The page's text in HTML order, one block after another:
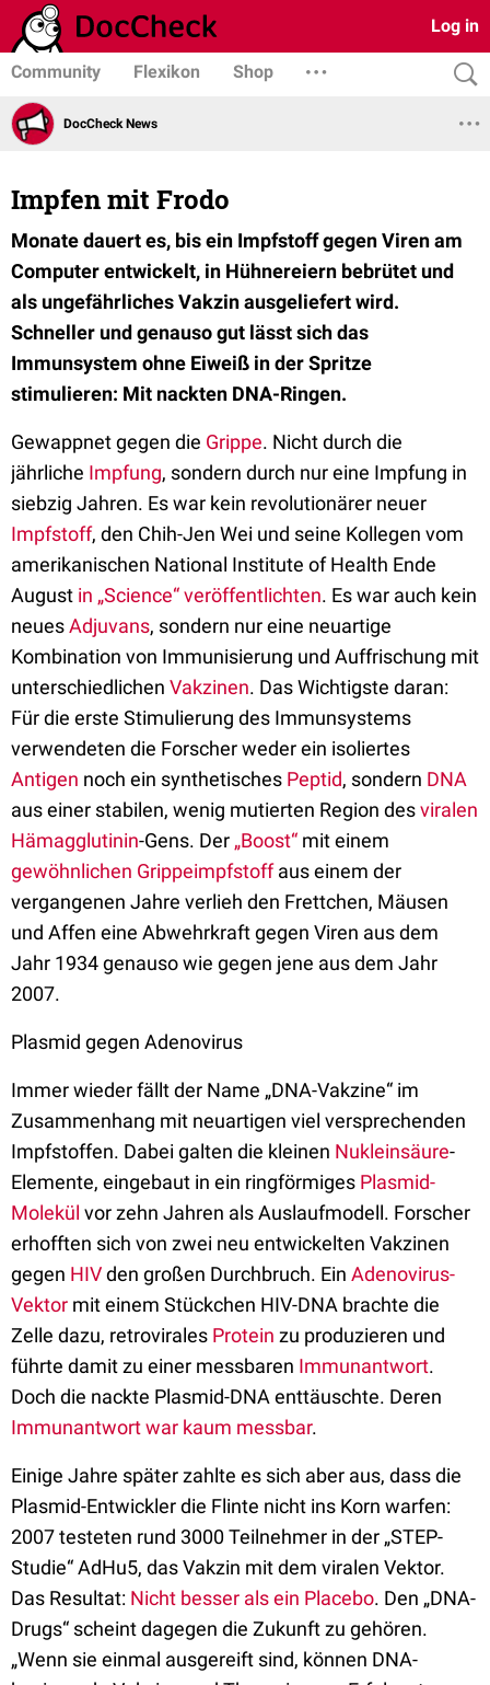
Log in
Community Flexikon Shop
DocCheck News
Impfen mit Frodo
Monate dauert es, bis ein Impfstoff gegen Viren am
Computer entwickelt, in Hühnereiern bebrütet und
als ungefährliches Vakzin ausgeliefert wird.
Schneller und genauso gut lässt sich das
Immunsystem ohne Eiweiß in der Spritze
stimulieren: Mit nackten DNA-Ringen.
Gewappnet gegen die Grippe. Nicht durch die
jährliche Impfung, sondern durch nur eine Impfung in
siebzig Jahren. Es war kein revolutionärer neuer
Impfstoff, den Chih-Jen Wei und seine Kollegen vom
amerikanischen National Institute of Health Ende
August in „Science“ veröffentlichten. Es war auch kein
neuesAdjuvans, sondern nur eine neuartige
Kombination von Immunisierung und Auffrischung mit
unterschiedlichen Vakzinen. Das Wichtigste daran:
Für die erste Stimulierung des Immunsystems
verwendeten die Forscher weder ein isoliertes
Antigen noch ein synthetisches Peptid, sondern DNA
aus einer stabilen, wenig mutierten Region desviralen
Hämagglutinin-Gens. Der „Boost“ mit einem
gewöhnlichen Grippeimpfstoffaus einem der
vergangenen Jahre verlieh den Frettchen, Mäusen
und Affen eine Abwehrkraft gegen Viren aus dem
Jahr 1934 genauso wie gegen jene aus dem Jahr
2007.
Plasmid gegen Adenovirus
Immer wieder fällt der Name „DNA-Vakzine“ im
Zusammenhang mit neuartigen viel versprechenden
Impfstoffen. Dabei galten die kleinen Nukleinsäure-
Elemente, eingebaut in ein ringförmiges Plasmid-
Molekül vor zehn Jahren als Auslaufmodell. Forscher
erhofften sich von zwei neu entwickelten Vakzinen
gegen HIVden großen Durchbruch. Ein Adenovirus-
Vektor mit einem Stückchen HIV-DNA brachte die
Zelle dazu, retrovirales Protein zu produzieren und
führte damit zu einer messbaren Immunantwort.
Doch die nackte Plasmid-DNA enttäuschte. Deren
Immunantwort war kaum messbar.
Einige Jahre später zahlte es sich aber aus, dass die
Plasmid-Entwickler die Flinte nicht ins Korn warfen:
2007 testeten rund 3000 Teilnehmer in der „STEP-
Studie“ AdHu5, das Vakzin mit dem viralen Vektor.
Das Resultat: Nicht besser als ein Placebo. Den „DNA-
Drugs“ scheint dagegen die Zukunft zu gehören.
„Wenn sie einmal ausgereift sind, können DNA-